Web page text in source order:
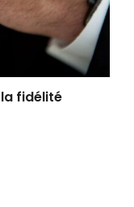
fidélité